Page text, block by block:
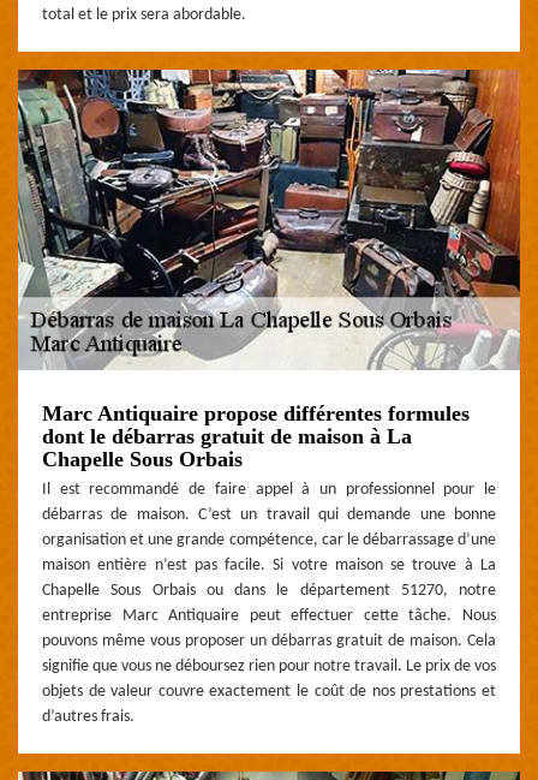
total et le prix sera abordable.
Marc Antiquaire propose différentes formules
dont le débarras gratuit de maison à La
Chapelle Sous Orbais
Il est recommandé de faire appel à un professionnel pour le
débarras de maison. C’est un travail qui demande une bonne
organisation et une grande compétence, car le débarrassage d’une
maison entière n’est pas facile. Si votre maison se trouve à La
Chapelle Sous Orbais ou dans le département 51270, notre
entreprise Marc Antiquaire peut effectuer cette tâche. Nous
pouvons même vous proposer un débarras gratuit de maison. Cela
signifie que vous ne déboursez rien pour notre travail. Le prix de vos
objets de valeur couvre exactement le coût de nos prestations et
d’autres frais.